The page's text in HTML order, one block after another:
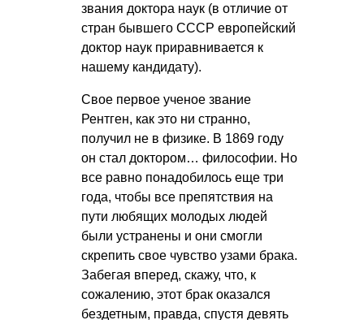
звания доктора наук (в отличие от
стран бывшего СССР европейский
доктор наук приравнивается к
нашему кандидату).
Свое первое ученое звание
Рентген, как это ни странно,
получил не в физике. В 1869 году
он стал доктором… философии. Но
все равно понадобилось еще три
года, чтобы все препятствия на
пути любящих молодых людей
были устранены и они смогли
скрепить свое чувство узами брака.
Забегая вперед, скажу, что, к
сожалению, этот брак оказался
бездетным, правда, спустя девять